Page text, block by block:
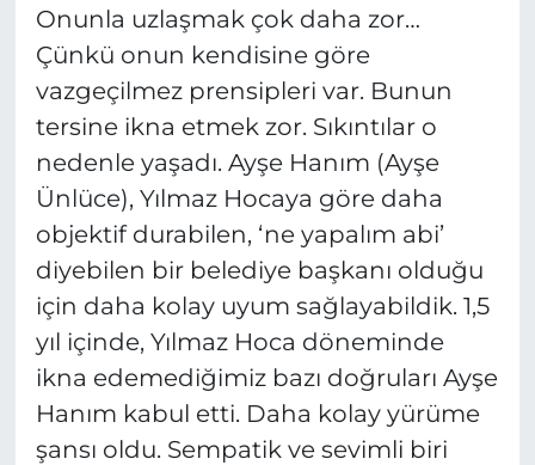
Onunla uzlaşmak çok daha zor…
Çünkü onun kendisine göre
vazgeçilmez prensipleri var. Bunun
tersine ikna etmek zor. Sıkıntılar o
nedenle yaşadı. Ayşe Hanım (Ayşe
Ünlüce), Yılmaz Hocaya göre daha
objektif durabilen, ‘ne yapalım abi’
diyebilen bir belediye başkanı olduğu
için daha kolay uyum sağlayabildik. 1,5
yıl içinde, Yılmaz Hoca döneminde
ikna edemediğimiz bazı doğruları Ayşe
Hanım kabul etti. Daha kolay yürüme
şansı oldu. Sempatik ve sevimli biri